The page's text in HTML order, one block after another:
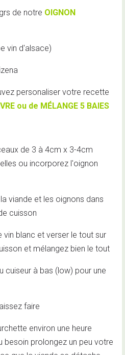
de notre OIGNON
vin d'alsace)
personaliser votre recette
ou de MÉLANGE 5 BAIES
de 3 à 4cm x 3-4cm
ou incorporez l'oignon
viande et les oignons dans
cuisson
vin blanc et verser le tout sur
et mélangez bien le tout
cuiseur à bas (low) pour une
faire
environ une heure
besoin prolongez un peu votre